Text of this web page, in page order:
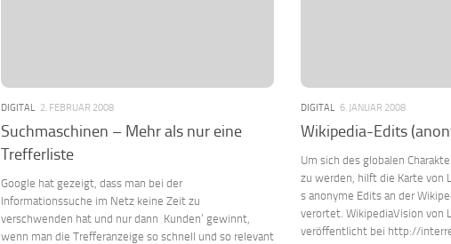
DIGITAL 2. FEBRUAR 2008
Suchmaschinen – Mehr als nur eine
Trefferliste
Google hat gezeigt, dass man bei der
Informationssuche im Netz keine Zeit zu
verschwenden hat und nur dann ‚Kunden‘ gewinnt,
wenn man die Trefferanzeige so schnell und so relevant
DIGITAL 6. JANUAR 2008
Wikipedia-Edits
Um sich des globalen
zu werden, hilft die Karte von
s anonyme Edits an der
verortet. WikipediaVision von
veröffentlicht bei http://